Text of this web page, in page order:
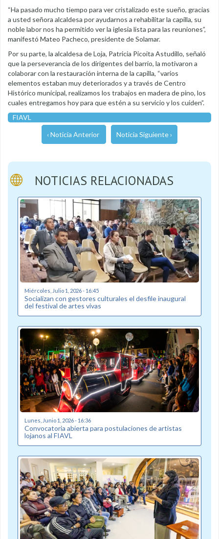
“Ha pasado mucho tiempo para ver cristalizado este sueño, gracias
a usted señora alcaldesa por ayudarnos a rehabilitar la capilla, su
noble labor nos ha permitido ver la iglesia lista para las reuniones”,
manifestó Mateo Pacheco, presidente de Solamar.
Por su parte, la alcaldesa de Loja, Patricia Picoita Astudillo, señaló
que la perseverancia de los dirigentes del barrio, la motivaron a
colaborar con la restauración interna de la capilla, “varios
elementos estaban muy deteriorados y a través de Centro
Histórico municipal, realizamos los trabajos en madera de pino, los
cuales entregamos hoy para que estén a su servicio y los cuiden”.
FIAVL
‹ Noticia Anterior Noticia Siguiente ›
NOTICIAS RELACIONADAS
Miércoles, Julio 1, 2026 - 16:45
Socializan con gestores culturales el desfile inaugural
del festival de artes vivas
Lunes, Junio 1, 2026 - 16:36
Convocatoria abierta para postulaciones de artistas
lojanos al FIAVL